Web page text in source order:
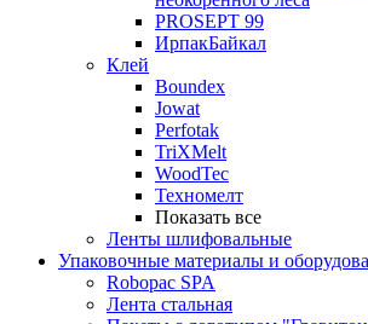
PROSEPT 99
ИрпакБайкал
Клей
Boundex
Jowat
Perfotak
TriXMelt
WoodTec
Техномелт
Показать все
Ленты шлифовальные
Упаковочные материалы и
Robopac SPA
Лента стальная